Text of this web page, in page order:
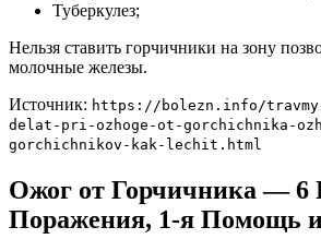
Туберкулез;
Нельзя ставить горчичники на зону
молочные железы.
Источник: https://bolezn.info/
delat-pri-ozhoge-ot-gorchichnika-
gorchichnikov-kak-lechit.html
Ожог от Горчичника — 6
Поражения, 1-я Помощь